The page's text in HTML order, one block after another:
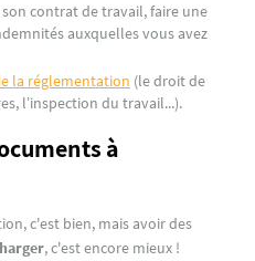
contrat de travail, faire une
auxquelles vous avez
la réglementation (le droit de
l’inspection du travail...).
à
c'est bien, mais avoir des
, c'est encore mieux !